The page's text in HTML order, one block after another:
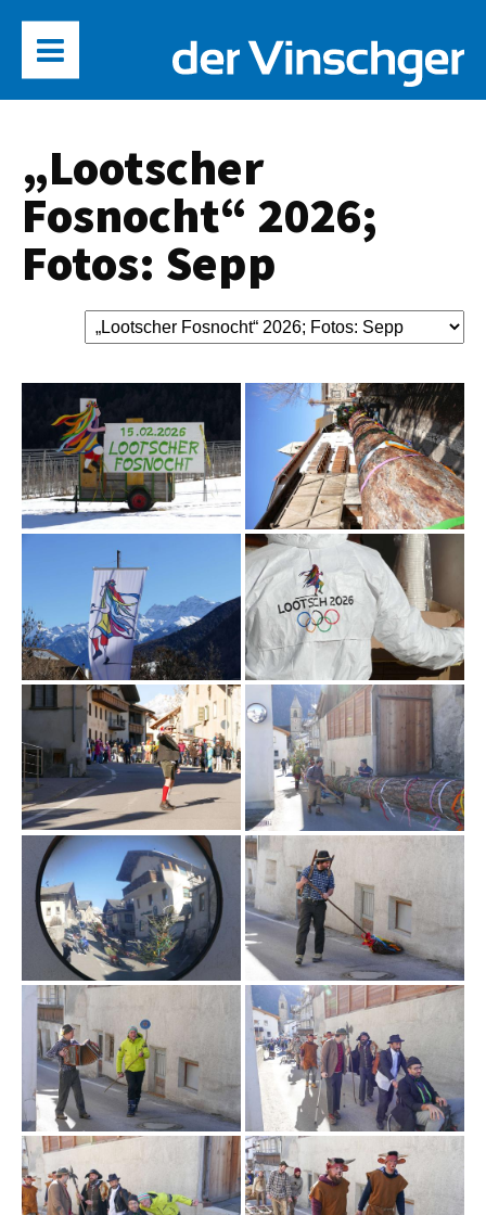
„Lootscher
Fosnocht“ 2026;
Fotos: Sepp